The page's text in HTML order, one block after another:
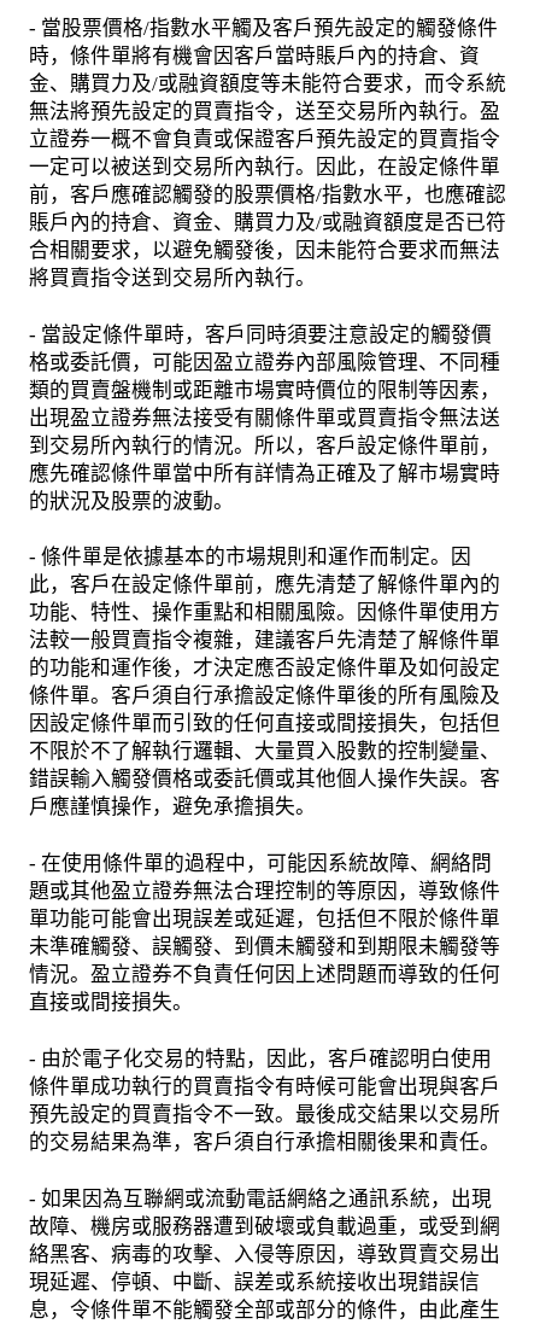
- 當股票價格/指數水平觸及客戶預先設定的觸發條件
時，條件單將有機會因客戶當時賬戶內的持倉、資
金、購買力及/或融資額度等未能符合要求，而令系統
無法將預先設定的買賣指令，送至交易所內執行。盈
立證券一概不會負責或保證客戶預先設定的買賣指令
一定可以被送到交易所內執行。因此，在設定條件單
前，客戶應確認觸發的股票價格/指數水平，也應確認
賬戶內的持倉、資金、購買力及/或融資額度是否已符
合相關要求，以避免觸發後，因未能符合要求而無法
將買賣指令送到交易所內執行。
- 當設定條件單時，客戶同時須要注意設定的觸發價
格或委託價，可能因盈立證券內部風險管理、不同種
類的買賣盤機制或距離市場實時價位的限制等因素，
出現盈立證券無法接受有關條件單或買賣指令無法送
到交易所內執行的情況。所以，客戶設定條件單前，
應先確認條件單當中所有詳情為正確及了解市場實時
的狀況及股票的波動。
- 條件單是依據基本的市場規則和運作而制定。因
此，客戶在設定條件單前，應先清楚了解條件單內的
功能、特性、操作重點和相關風險。因條件單使用方
法較一般買賣指令複雜，建議客戶先清楚了解條件單
的功能和運作後，才決定應否設定條件單及如何設定
條件單。客戶須自行承擔設定條件單後的所有風險及
因設定條件單而引致的任何直接或間接損失，包括但
不限於不了解執行邏輯、大量買入股數的控制變量、
錯誤輸入觸發價格或委託價或其他個人操作失誤。客
戶應謹慎操作，避免承擔損失。
- 在使用條件單的過程中，可能因系統故障、網絡問
題或其他盈立證券無法合理控制的等原因，導致條件
單功能可能會出現誤差或延遲，包括但不限於條件單
未準確觸發、誤觸發、到價未觸發和到期限未觸發等
情況。盈立證券不負責任何因上述問題而導致的任何
直接或間接損失。
- 由於電子化交易的特點，因此，客戶確認明白使用
條件單成功執行的買賣指令有時候可能會出現與客戶
預先設定的買賣指令不一致。最後成交結果以交易所
的交易結果為準，客戶須自行承擔相關後果和責任。
- 如果因為互聯網或流動電話網絡之通訊系統，出現
故障、機房或服務器遭到破壞或負載過重，或受到網
絡黑客、病毒的攻擊、入侵等原因，導致買賣交易出
現延遲、停頓、中斷、誤差或系統接收出現錯誤信
息，令條件單不能觸發全部或部分的條件，由此產生